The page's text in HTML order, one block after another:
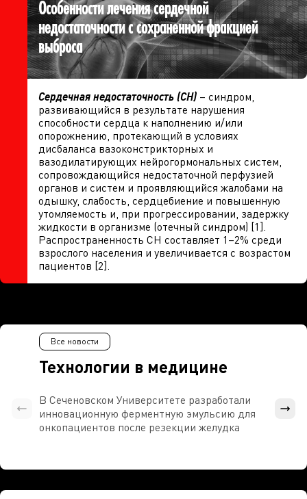
Особенности лечения сердечной
недостаточности с сохраненной фракцией
выброса
Сердечная недостаточность (СН) – синдром,
развивающийся в результате нарушения
способности сердца к наполнению и/или
опорожнению, протекающий в условиях
дисбаланса вазоконстрикторных и
вазодилатирующих нейрогормональных систем,
сопровождающийся недостаточной перфузией
органов и систем и проявляющийся жалобами на
одышку, слабость, сердцебиение и повышенную
утомляемость и, при прогрессировании, задержку
жидкости в организме (отечный синдром) [1].
Распространенность СН составляет 1–2% среди
взрослого населения и увеличивается с возрастом
пациентов [2].
Технологии в медицине
Все новости
В Сеченовском Университете разработали
инновационную ферментную эмульсию для
онкопациентов после резекции желудка